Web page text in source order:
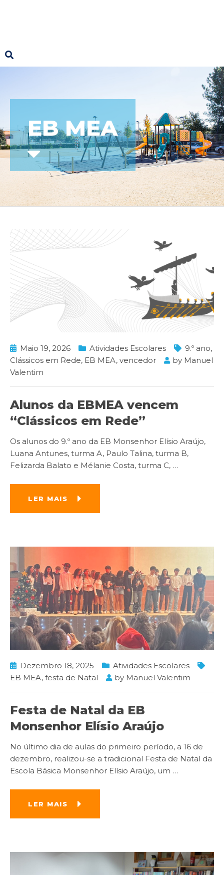
EB MEA
Maio 19, 2026 Atividades Escolares 9.º ano,
Clássicos em Rede, EB MEA, vencedor by Manuel
Valentim
Alunos da EBMEA vencem
“Clássicos em Rede”
Os alunos do 9.º ano da EB Monsenhor Elísio Araújo,
Luana Antunes, turma A, Paulo Talina, turma B,
Felizarda Balato e Mélanie Costa, turma C, …
LER MAIS
Dezembro 18, 2025
Atividades Escolares
EB MEA, festa de Natal by Manuel Valentim
Festa de Natal da EB
Monsenhor Elísio Araújo
No último dia de aulas do primeiro período, a 16 de
dezembro, realizou-se a tradicional Festa de Natal da
Escola Básica Monsenhor Elísio Araújo, um …
LER MAIS